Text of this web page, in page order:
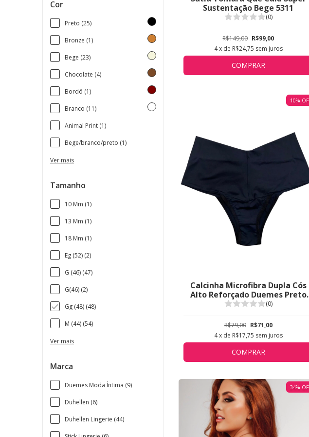
Cor
Preto (25)
Bronze (1)
Bege (23)
Chocolate (4)
Bordô (1)
Branco (11)
Animal Print (1)
Bege/branco/preto (1)
Ver mais
Tamanho
10 Mm (1)
13 Mm (1)
18 Mm (1)
Eg (52) (2)
G (46) (47)
G(46) (2)
Gg (48) (48)
M (44) (54)
Ver mais
Marca
Duemes Moda Íntima (9)
Duhellen (6)
Duhellen Lingerie (44)
Sustentação Bege 5311
(0)
R$149,00 R$99,00
4x de R$24,75 sem juros
COMPRAR
10%
Calcinha Microfibra Dupla Cós
Alto Reforçado Duemes Preto
1609
(0)
R$79,00 R$71,00
4x de R$17,75 sem juros
COMPRAR
34%